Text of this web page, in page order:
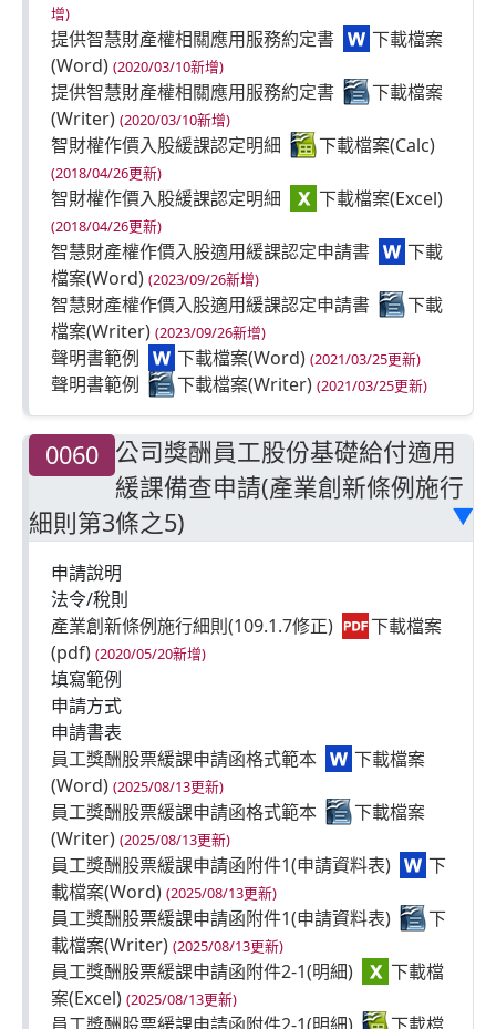
增)
提供智慧財產權相關應用服務約定書
(2020/03/10新增)
提供智慧財產權相關應用服務約定書
(2020/03/10新增)
智財權作價入股緩課認定明細
(2018/04/26更新)
智財權作價入股緩課認定明細
(2018/04/26更新)
智慧財產權作價入股適用緩課認定申請書
(2023/09/26新增)
智慧財產權作價入股適用緩課認定申請書
(2023/09/26新增)
聲明書範例 (2021/03/25更新)
聲明書範例 (2021/03/25更新)
0060 公司獎酬員工股份基礎給付適用
緩課備查申請(產業創新條例施行
細則第3條之5)
▶
申請說明
法令/稅則
產業創新條例施行細則(109.1.7修正)
(2020/05/20新增)
填寫範例
申請方式
申請書表
員工獎酬股票緩課申請函格式範本
(2025/08/13更新)
員工獎酬股票緩課申請函格式範本
(2025/08/13更新)
員工獎酬股票緩課申請函附件1(申請資料表)
(2025/08/13更新)
員工獎酬股票緩課申請函附件1(申請資料表)
(2025/08/13更新)
員工獎酬股票緩課申請函附件2-1(明細)
(2025/08/13更新)